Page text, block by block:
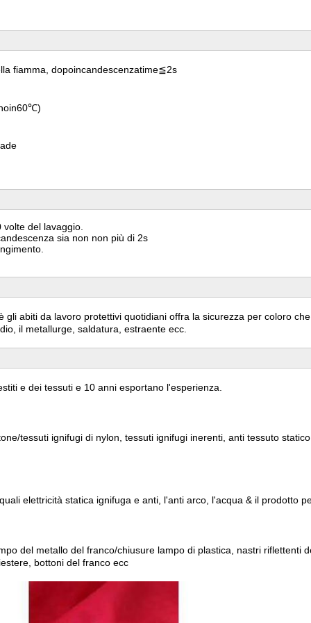
fiamma, dopoincandescenzatime≦2s
del lavaggio.
sia non non più di 2s
abiti da lavoro protettivi quotidiani offra la sicurezza per coloro
il metallurge, saldatura, estraente ecc.
e dei tessuti e 10 anni esportano l'esperienza.
tessuti ignifugi di nylon, tessuti ignifugi inerenti, anti tessuto
elettricità statica ignifuga e anti, l'anti arco, l'acqua & il prodotto
del metallo del franco/chiusure lampo di plastica, nastri riflettenti
bottoni del franco ecc